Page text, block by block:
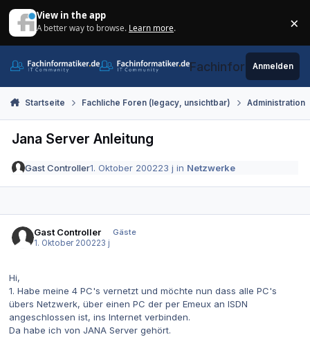
View in the app
A better way to browse. Learn more. ×
Fachinformatiker.de
Anmelden
Startseite Fachliche Foren (legacy, unsichtbar) Administration
Jana Server Anleitung
Gast Controller1. Oktober 200223 j in Netzwerke
Gast Controller
Gäste
1. Oktober 200223 j
Hi,
1. Habe meine 4 PC's vernetzt und möchte nun dass alle PC's
übers Netzwerk, über einen PC der per Emeux an ISDN
angeschlossen ist, ins Internet verbinden.
Da habe ich von JANA Server gehört.